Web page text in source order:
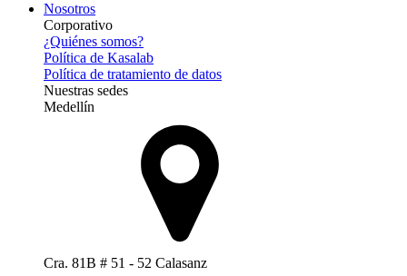
Nosotros
Corporativo
¿Quiénes somos?
Política de Kasalab
Política de tratamiento de datos
Nuestras sedes
Medellín
Cra. 81B # 51 - 52 Calasanz